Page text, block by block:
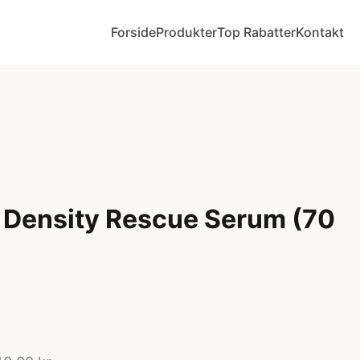
ForsideProdukterTop RabatterKontakt
Rescue Serum (70